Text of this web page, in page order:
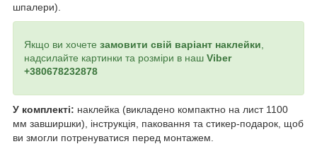
шпалери).
Якщо ви хочете замовити свій варіант наклейки
надсилайте картинки та розміри в наш Viber
+380678232878
У комплекті: наклейка (викладено компактно на лист 1100
мм завширшки), інструкція, паковання та стикер-подарок, щоб
ви змогли потренуватися перед монтажем.